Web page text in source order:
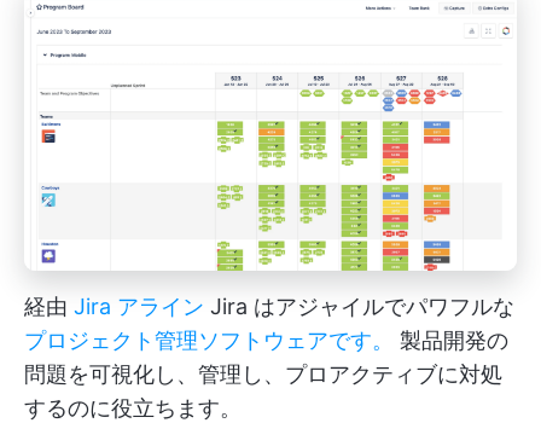
経由 Jira アライン Jira はアジャイルでパワフルな
プロジェクト管理ソフトウェアです。
製品開発の
問題を可視化し、管理し、プロアクティブに対処
するのに役立ちます。